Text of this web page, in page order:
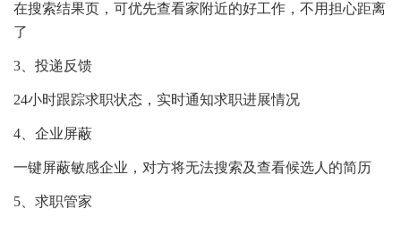
在搜索结果页，可优先查看家附近的好工作，不用担心距离
了
3、投递反馈
24小时跟踪求职状态，实时通知求职进展情况
4、企业屏蔽
一键屏蔽敏感企业，对方将无法搜索及查看候选人的简历
5、求职管家